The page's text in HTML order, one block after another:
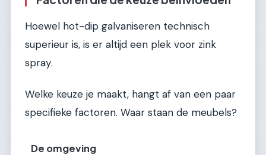
Hoewel hot-dip galvaniseren technisch
superieur is, is er altijd een plek voor zink
spray.
Welke keuze je maakt, hangt af van een paar
specifieke factoren. Waar staan de meubels?
De omgeving